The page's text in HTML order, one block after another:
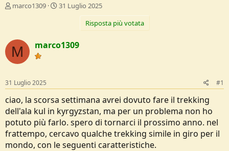
C
t
o
r
D
i
s
u
s
s
i
marco1309
D
d
i
z
i
31 Luglio 2025
Risposta più votata
M marco1309
31 Luglio 2025 #1
ciao, la scorsa settimana avrei dovuto fare il trekking
dell'ala kul in kyrgyzstan, ma per un problema non ho
potuto più farlo. spero di tornarci il prossimo anno. nel
frattempo, cercavo qualche trekking simile in giro per il
mondo, con le seguenti caratteristiche.